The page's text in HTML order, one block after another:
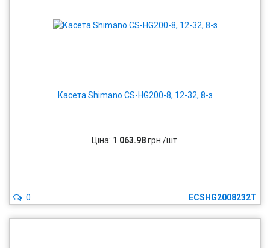
Касета Shimano CS-HG200-8, 12-32, 8-з
Ціна: 1 063.98грн./шт.
ECSHG2008232T
0